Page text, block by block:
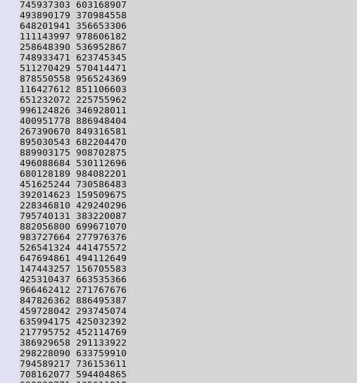
745937303 603168907
493890179 370984558
648201941 356653306
111143997 978606182
258648390 536952867
748933471 623745345
511270429 570414471
878550558 956524369
116427612 851106603
651232072 225755962
996124826 346928011
400951778 886948404
267390670 849316581
895030543 682204470
889903175 908702875
496088684 530112696
680128189 984082201
451625244 730586483
392014623 159509675
228346810 429240296
795740131 383220087
882056800 699671070
983727664 277976376
526541324 441475572
647694861 494112649
147443257 156705583
425310437 663535366
966462412 271767676
847826362 886495387
459728042 293745074
635994175 425032392
217795752 452114769
386929658 291133922
298228090 633759910
794589217 736153611
708162077 594404865